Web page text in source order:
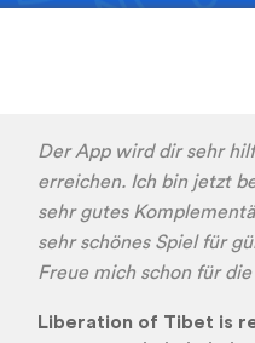
Diese App macht sehr
Sprachen lernen. Sogar
dieser App Spaß.
Erfolg79